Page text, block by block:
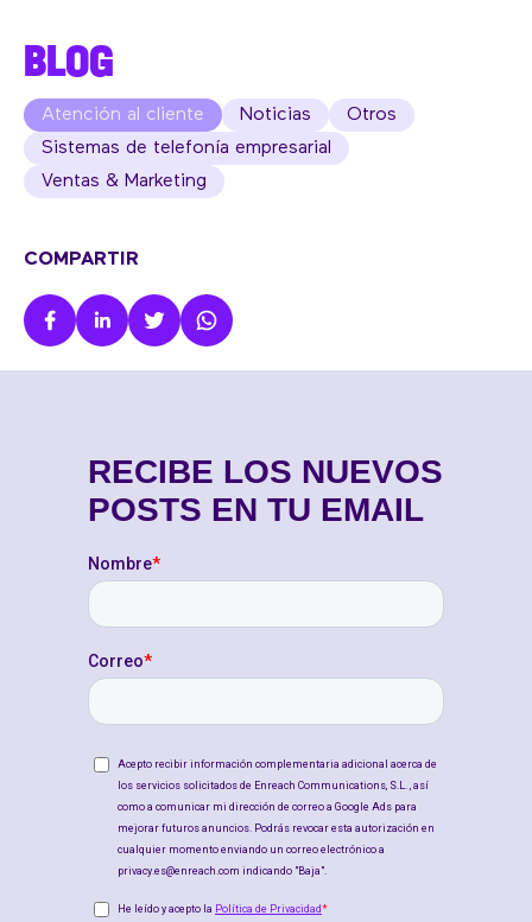
BLOG
Atención al cliente Noticias
Otros
Sistemas de telefonía empresarial
Ventas & Marketing
COMPARTIR